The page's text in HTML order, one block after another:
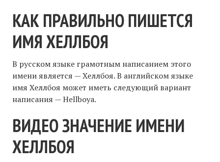
КАК ПРАВИЛЬНО ПИШЕТСЯ
ИМЯ ХЕЛЛБОЯ
В русском языке грамотным написанием этого
имени является — Хеллбоя. В английском языке
имя Хеллбоя может иметь следующий вариант
написания — Hellboya.
ВИДЕО ЗНАЧЕНИЕ ИМЕНИ
ХЕЛЛБОЯ